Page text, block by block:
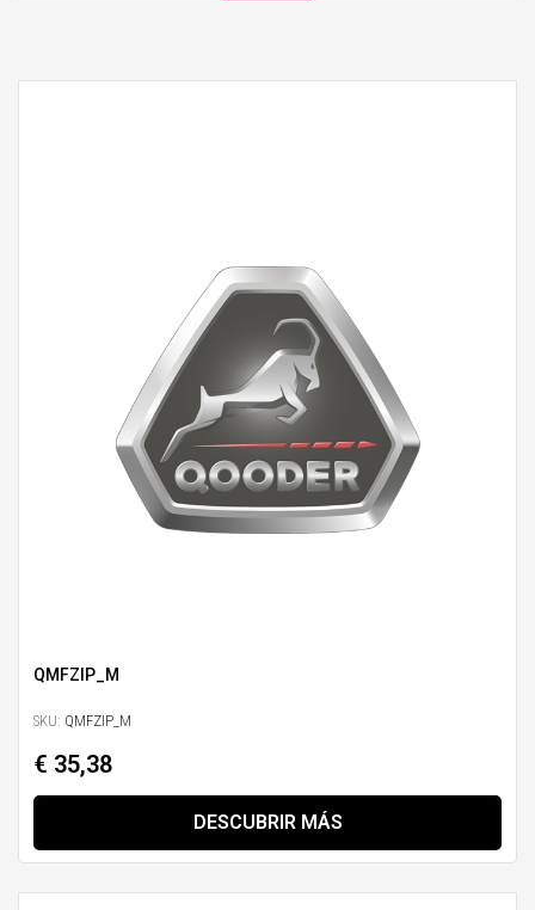
QMFZIP_M
SKU: QMFZIP_M
€ 35,38
DESCUBRIR MÁS